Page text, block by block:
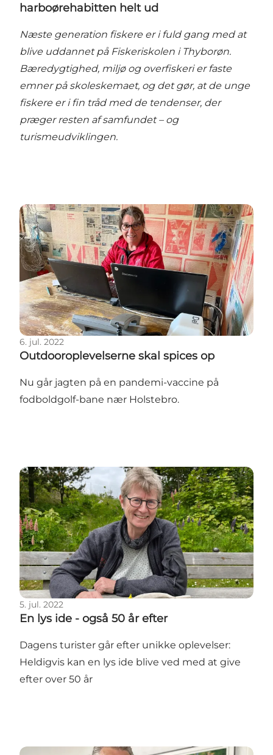
harboørehabitten helt ud
Næste generation fiskere er i fuld gang med at
blive uddannet på Fiskeriskolen i Thyborøn.
Bæredygtighed, miljø og overfiskeri er faste
emner på skoleskemaet, og det gør, at de unge
fiskere er i fin tråd med de tendenser, der
præger resten af samfundet – og
turismeudviklingen.
Outdooroplevelserne skal spices op
6. jul. 2022
Outdooroplevelserne skal spices op
Nu går jagten på en pandemi-vaccine på
fodboldgolf-bane nær Holstebro.
En lys ide - også 50 år efter
5. jul. 2022
En lys ide - også 50 år efter
Dagens turister går efter unikke oplevelser:
Heldigvis kan en lys ide blive ved med at give
efter over 50 år